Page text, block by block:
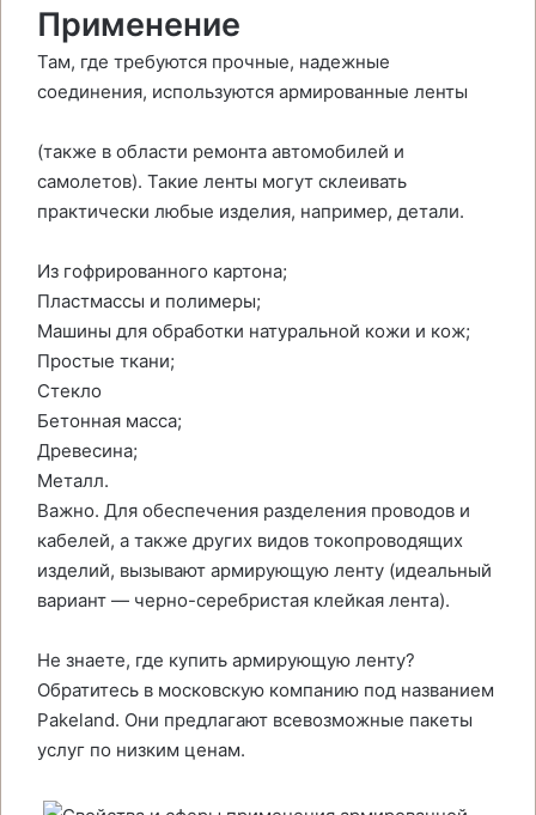
Применение
Там, где требуются прочные, надежные
соединения, используются армированные ленты
(также в области ремонта автомобилей и
самолетов). Такие ленты могут склеивать
практически любые изделия, например, детали.
Из гофрированного картона;
Пластмассы и полимеры;
Машины для обработки натуральной кожи и кож;
Простые ткани;
Стекло
Бетонная масса;
Древесина;
Металл.
Важно. Для обеспечения разделения проводов и
кабелей, а также других видов токопроводящих
изделий, вызывают армирующую ленту (идеальный
вариант — черно-серебристая клейкая лента).
Не знаете, где купить армирующую ленту?
Обратитесь в московскую компанию под названием
Pakeland. Они предлагают всевозможные пакеты
услуг по низким ценам.